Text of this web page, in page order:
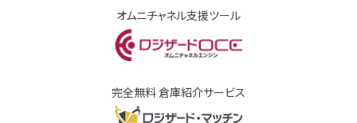
オムニチャネル支援ツール
完全無料 倉庫紹介サービス